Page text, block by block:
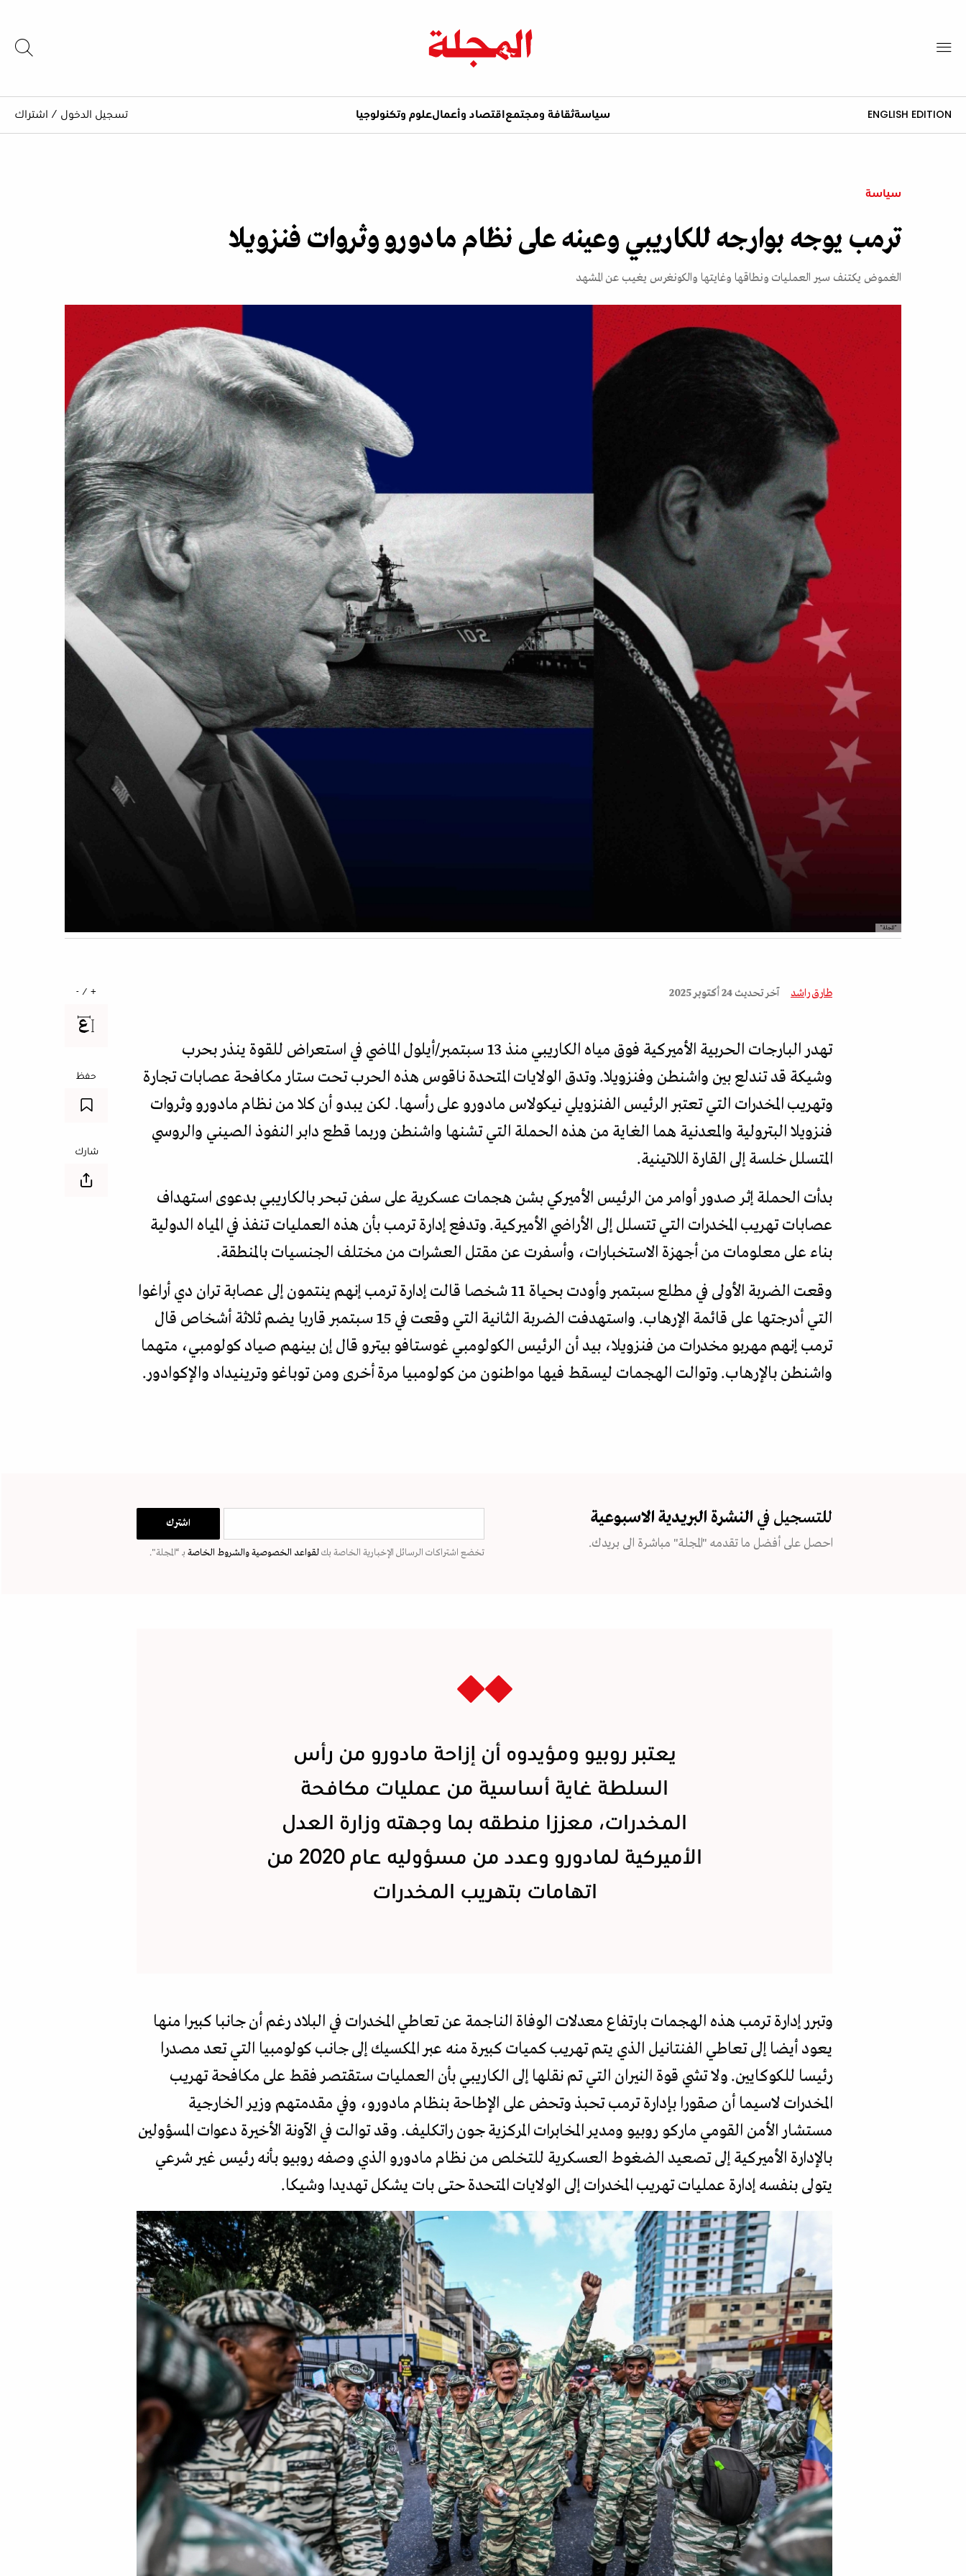
ENGLISH EDITION سياسةثقافة ومجتمع اقتصاد وأعمالعلوم وتكنولوجيا تسجيل الدخول / اشتراك
سياسة
ترمب يوجه بوارجه للكاريبي وعينه على نظام مادورو وثروات فنزويلا
الغموض يكتنف سير العمليات ونطاقها وغايتها والكونغرس يغيب عن المشهد
"المجلة"
طارق راشد آخر تحديث 24 أكتوبر 2025
تهدر البارجات الحربية الأميركية فوق مياه الكاريبي منذ 13 سبتمبر/أيلول الماضي في استعراض للقوة ينذر بحرب
وشيكة قد تندلع بين واشنطن وفنزويلا. وتدق الولايات المتحدة ناقوس هذه الحرب تحت ستار مكافحة عصابات تجارة
وتهريب المخدرات التي تعتبر الرئيس الفنزويلي نيكولاس مادورو على رأسها. لكن يبدو أن كلا من نظام مادورو وثروات
فنزويلا البترولية والمعدنية هما الغاية من هذه الحملة التي تشنها واشنطن وربما قطع دابر النفوذ الصيني والروسي
المتسلل خلسة إلى القارة اللاتينية.
بدأت الحملة إثر صدور أوامر من الرئيس الأميركي بشن هجمات عسكرية على سفن تبحر بالكاريبي بدعوى استهداف
عصابات تهريب المخدرات التي تتسلل إلى الأراضي الأميركية. وتدفع إدارة ترمب بأن هذه العمليات تنفذ في المياه الدولية
بناء على معلومات من أجهزة الاستخبارات، وأسفرت عن مقتل العشرات من مختلف الجنسيات بالمنطقة.
وقعت الضربة الأولى في مطلع سبتمبر وأودت بحياة 11 شخصا قالت إدارة ترمب إنهم ينتمون إلى عصابة تران دي أراغوا
التي أدرجتها على قائمة الإرهاب. واستهدفت الضربة الثانية التي وقعت في 15 سبتمبر قاربا يضم ثلاثة أشخاص قال
ترمب إنهم مهربو مخدرات من فنزويلا، بيد أن الرئيس الكولومبي غوستافو بيترو قال إن بينهم صياد كولومبي، متهما
واشنطن بالإرهاب. وتوالت الهجمات ليسقط فيها مواطنون من كولومبيا مرة أخرى ومن توباغو وترينيداد والإكوادور.
للتسجيل في النشرة البريدية الاسبوعية
احصل على أفضل ما تقدمه "المجلة" مباشرة الى بريدك.
تخضع اشتراكات الرسائل الإخبارية الخاصة بكلقواعد الخصوصيةوالشروط الخاصة بـ “المجلة".
يعتبر روبيو ومؤيدوه أن إزاحة مادورو من رأس
السلطة غاية أساسية من عمليات مكافحة
المخدرات، معززا منطقه بما وجهته وزارة العدل
الأميركية لمادورو وعدد من مسؤوليه عام 2020 من
اتهامات بتهريب المخدرات
وتبرر إدارة ترمب هذه الهجمات بارتفاع معدلات الوفاة الناجمة عن تعاطي المخدرات في البلاد رغم أن جانبا كبيرا منها
يعود أيضا إلى تعاطي الفنتانيل الذي يتم تهريب كميات كبيرة منه عبر المكسيك إلى جانب كولومبيا التي تعد مصدرا
رئيسا للكوكايين. ولا تشي قوة النيران التي تم نقلها إلى الكاريبي بأن العمليات ستقتصر فقط على مكافحة تهريب
المخدرات لاسيما أن صقورا بإدارة ترمب تحبذ وتحض على الإطاحة بنظام مادورو، وفي مقدمتهم وزير الخارجية
مستشار الأمن القومي ماركو روبيو ومدير المخابرات المركزية جون راتكليف. وقد توالت في الآونة الأخيرة دعوات المسؤولين
بالإدارة الأميركية إلى تصعيد الضغوط العسكرية للتخلص من نظام مادورو الذي وصفه روبيو بأنه رئيس غير شرعي
يتولى بنفسه إدارة عمليات تهريب المخدرات إلى الولايات المتحدة حتى بات يشكل تهديدا وشيكا.
+ / -
حفظ
شارك